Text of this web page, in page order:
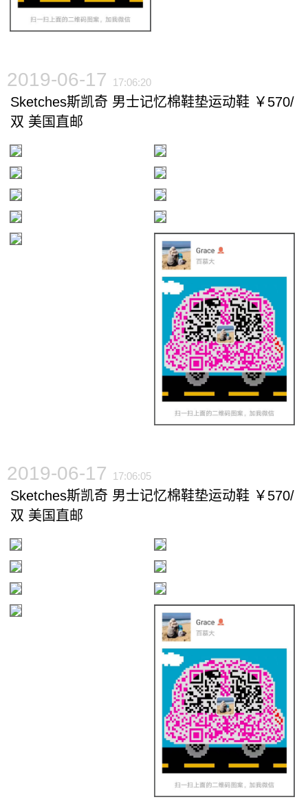
2019-06-17 17:06:20
Sketches斯凯奇 男士记忆棉鞋垫运动鞋 ￥570/
双 美国直邮
2019-06-17 17:06:05
Sketches斯凯奇 男士记忆棉鞋垫运动鞋 ￥570/
双 美国直邮